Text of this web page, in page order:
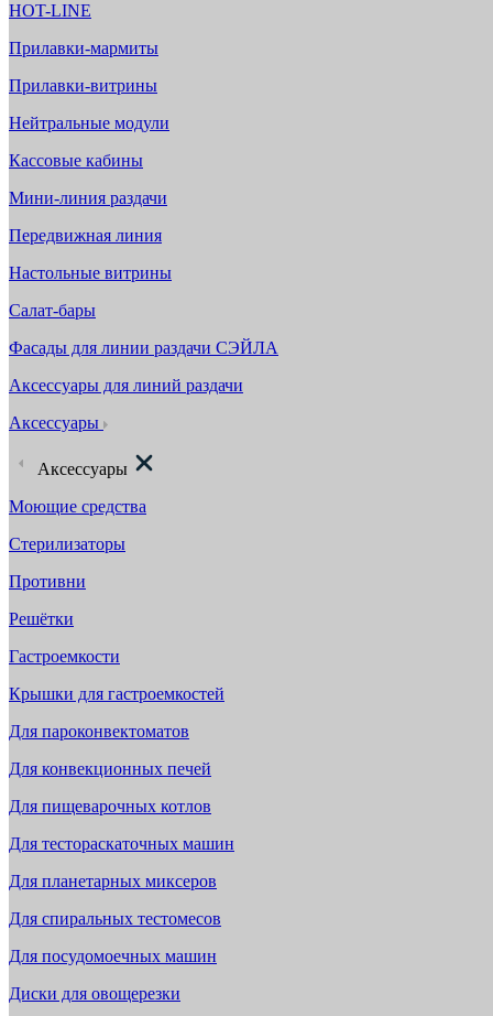
HOT-LINE
Прилавки-мармиты
Прилавки-витрины
Нейтральные модули
Кассовые кабины
Мини-линия раздачи
Передвижная линия
Настольные витрины
Салат-бары
Фасады для линии раздачи СЭЙЛА
Аксессуары для линий раздачи
Аксессуары
Аксессуары
Моющие средства
Стерилизаторы
Противни
Решётки
Гастроемкости
Крышки для гастроемкостей
Для пароконвектоматов
Для конвекционных печей
Для пищеварочных котлов
Для тестораскаточных машин
Для планетарных миксеров
Для спиральных тестомесов
Для посудомоечных машин
Диски для овощерезки